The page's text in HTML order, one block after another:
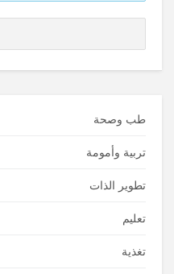
طب وصحة
تربية وأمومة
تطوير الذات
تعليم
تغذية